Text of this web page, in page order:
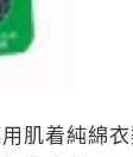
肌着純綿